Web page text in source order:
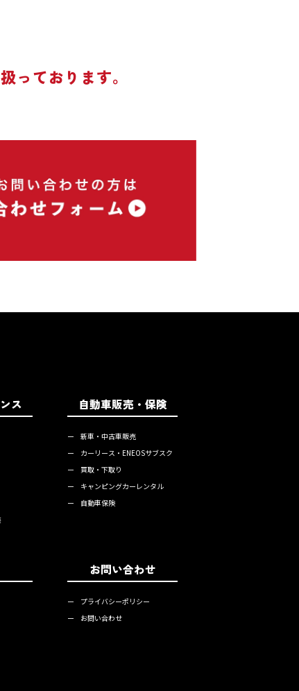
っております。
ス 自動車販売・保険
ー
新車・中古車販売
ー
カーリース・ENEOSサブスク
ー
買取・下取り
ー
キャンピングカーレンタル
ー
自動車保険
お問い合わせ
ー
プライバシーポリシー
ー
お問い合わせ